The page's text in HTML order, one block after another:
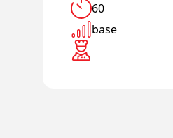
60
base